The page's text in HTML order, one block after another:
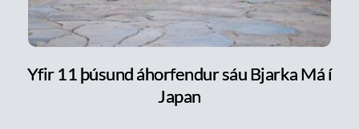
Yfir 11 þúsund áhorfendur sáu Bjarka Má í
Japan